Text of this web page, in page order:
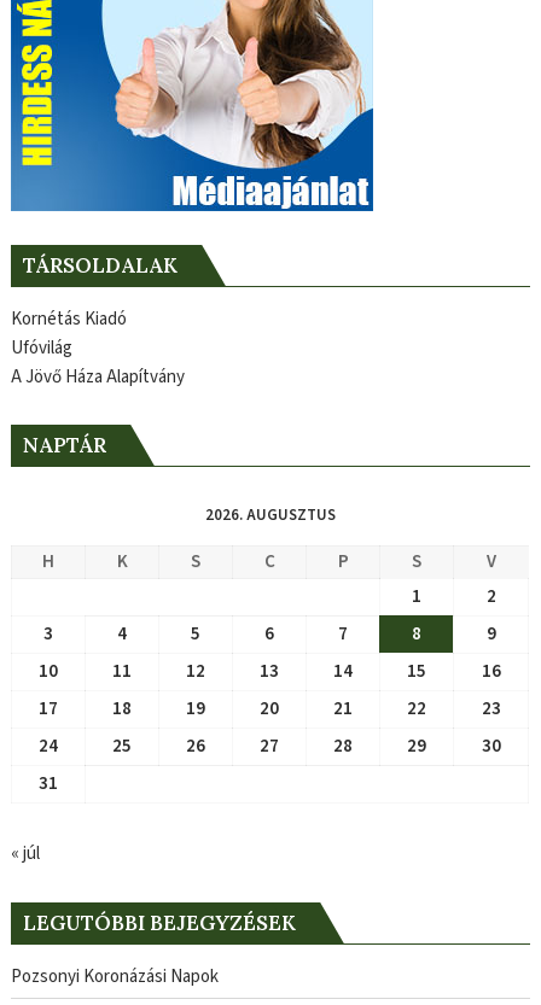
TÁRSOLDALAK
Kornétás Kiadó
Ufóvilág
A Jövő Háza Alapítvány
NAPTÁR
2026. AUGUSZTUS
H K S C P S
V
1
2
3
4 5 6 7 8
9
10
11 12 13 14 15
16
17
18 19 20 21 22
23
24
25 26 27 28 29
30
31
« júl
LEGUTÓBBI BEJEGYZÉSEK
Pozsonyi Koronázási Napok